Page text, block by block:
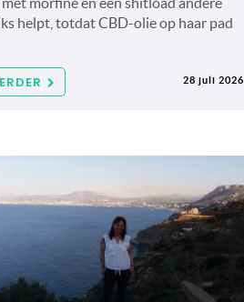
helpt, totdat CBD-olie op haar pad
28 juli 2026